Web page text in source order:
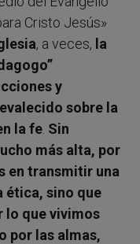
Cristo Jesús»
, a veces, la
y
sobre la
la fe Sin
más alta, por
en transmitir una
ética, sino que
lo que vivimos
por las almas,